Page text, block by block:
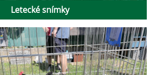
Letecké snímky